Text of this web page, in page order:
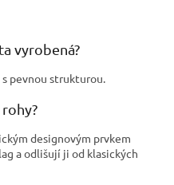
vyrobená?
pevnou strukturou.
designovým prvkem
a odlišují ji od klasických